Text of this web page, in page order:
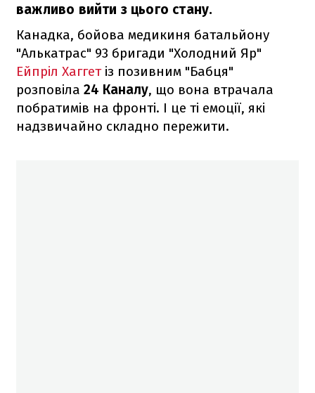
важливо вийти з цього стану.
Канадка, бойова медикиня батальйону
"Алькатрас" 93 бригади "Холодний Яр"
Ейпріл Хаггетіз позивним "Бабця"
розповіла 24 Каналу, що вона втрачала
побратимів на фронті. І це ті емоції, які
надзвичайно складно пережити.